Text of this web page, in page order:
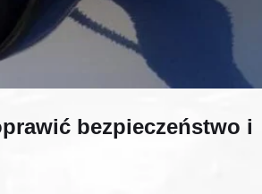
bezpieczeństwo i